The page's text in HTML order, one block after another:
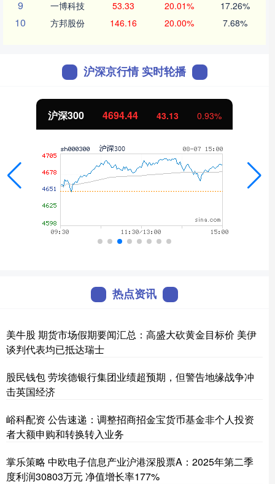
9 一博科技 53.33 20.01% 17.26%
10 方邦股份 146.16 20.00% 7.68%
沪深京行情 实时轮播
沪深300 4694.44 43.13 0.93%
热点资讯
美牛股 期货市场假期要闻汇总：高盛大砍黄金目标价 美伊
谈判代表均已抵达瑞士
股民钱包 劳埃德银行集团业绩超预期，但警告地缘战争冲
击英国经济
峪科配资 公告速递：调整招商招金宝货币基金非个人投资
者大额申购和转换转入业务
掌乐策略 中欧电子信息产业沪港深股票A：2025年第二季
度利润30803万元 净值增长率177%